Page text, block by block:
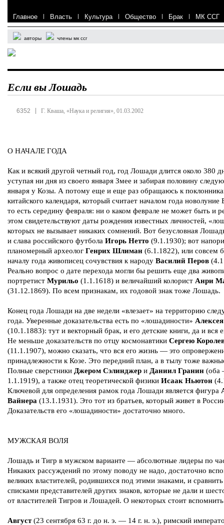
Главное | Власть | Культура | Общество | Брак | МК ССГ
авторы члены мк ссг
Если вы Лошадь
6352 Г. Кваша, «Наука и религия», 01.03.2002
О НАЧАЛЕ ГОДА
Как и всякий другой четный год, год Лошади длится около 380
уступая ни дня из своего января Змее и забирая половину
января у Козы. А потому еще и еще раз обращаюсь к
китайского календаря, который считает началом года новолуние
то есть середину февраля: ни о каком феврале не может быть и
этом свидетельствуют даты рождения известных личностей,
которых не вызывает никаких сомнений. Вот безусловная
и слава российского футбола Игорь Нетто (9.1.1930); вот
планомерный археолог Генрих Шлиман (6.1.1822), или совсем
началу года живописец сочувствия к народу Василий Перов
Реально вопрос о дате перехода могли бы решить еще два
портретист Мурильо (1.1.1618) и величайший колорист Анри
(31.12.1869). По всем признакам, их годовой знак тоже Лошадь.
Конец года Лошади на две недели «влезает» на территорию
года. Уверенные доказательства есть по «лошадиности»
(10.1.1883): тут и векторный брак, и его детские книги, да и вся
Не меньше доказательств по отцу космонавтики Сергею
(11.1.1907), можно сказать, что вся его жизнь — это
принадлежности к Козе. Это передний план, а в тылу тоже
Полные сверстники Джером Сэлинджер и Даниил Гранин (оба
1.1.1919), а также отец теоретической физики Исаак Ньютон
Ключевой для определения рамок года Лошади является фигура
Вайнера (13.1.1931). Это тот из братьев, который живет в
Доказательств его «лошадиности» достаточно много.
МУЖСКАЯ ВОЛЯ
Лошадь и Тигр в мужском варианте — абсолютные лидеры по
Никаких рассуждений по этому поводу не надо, достаточно
великих властителей, родившихся под этими знаками, и
списками представителей других знаков, которые не дали и
от властителей Тигров и Лошадей. О некоторых стоит
Август(23 сентября 63 г. до н. э. — 14 г. н. э.), римский